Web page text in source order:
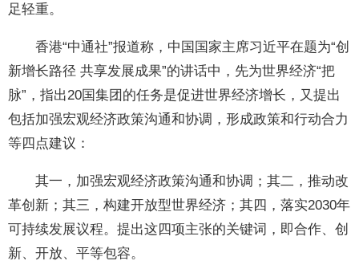
足轻重。
香港“中通社”报道称，中国国家主席习近平在题为“创
新增长路径 共享发展成果”的讲话中，先为世界经济“把
脉”，指出20国集团的任务是促进世界经济增长，又提出
包括加强宏观经济政策沟通和协调，形成政策和行动合力
等四点建议：
其一，加强宏观经济政策沟通和协调；其二，推动改
革创新；其三，构建开放型世界经济；其四，落实2030年
可持续发展议程。提出这四项主张的关键词，即合作、创
新、开放、平等包容。